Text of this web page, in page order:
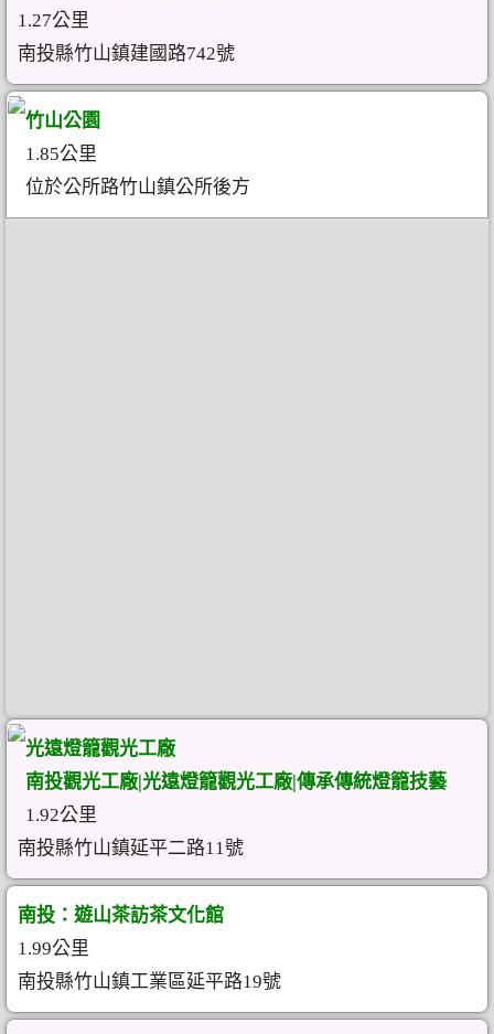
1.27公里
南投縣竹山鎮建國路742號
竹山公園
1.85公里
位於公所路竹山鎮公所後方
光遠燈籠觀光工廠
南投觀光工廠|光遠燈籠觀光工廠|傳承傳統燈籠技藝
1.92公里
南投縣竹山鎮延平二路11號
南投：遊山茶訪茶文化館
1.99公里
南投縣竹山鎮工業區延平路19號